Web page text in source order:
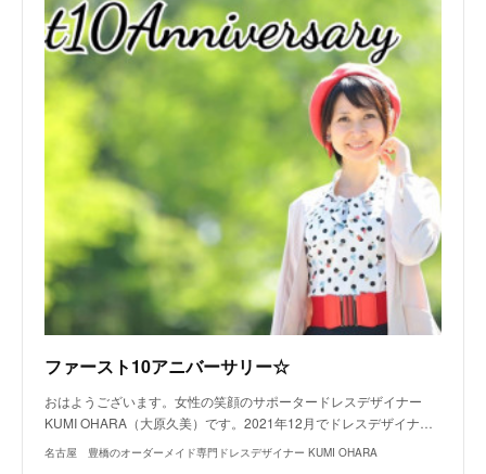
ファースト10アニバーサリー☆
おはようございます。女性の笑顔のサポータードレスデザイナー
KUMI OHARA（大原久美）です。2021年12月でドレスデザイナ…
名古屋 豊橋のオーダーメイド専門ドレスデザイナー KUMI OHARA